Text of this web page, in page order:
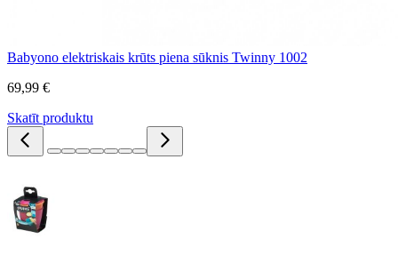
Babyono elektriskais krūts piena sūknis Twinny 1002
69,99 €
Skatīt produktu